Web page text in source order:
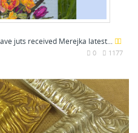
juts received Merejka latest...
1177
0